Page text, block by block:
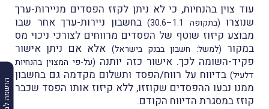
עוד צוין בהנחיות, כי לא ניתן לקזז הפסדים מניירות-ערך
שנוצרו (בתקופה 1.1–30.6)
בחשבון ניירות-ערך אחר שבו
מבוצע קיזוז שוטף של הפסדים מרווחים לצורכי ניכוי מס
במקור (למשל: חשבון בבנק בישראל) אלא אם ניתן אישור
פקיד-השומה לכך. אישור כזה יותנה (על-פי המצוין בהנחיות
דלעיל) בדיווח על רווח/הפסד ותשלום מקדמה גם בחשבון
ממנו נבעו ההפסדים שקוזזו, ללא קיזוז אותו הפסד שכבר
קוזז במסגרת הדיווח הקודם.